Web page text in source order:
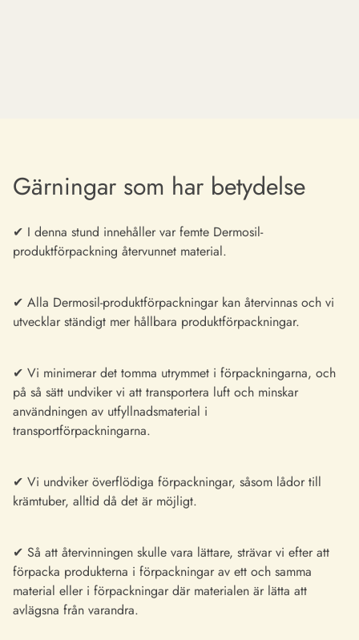
Gärningar som har betydelse
✔ I denna stund innehåller var femte Dermosil-
produktförpackning återvunnet material.
✔ Alla Dermosil-produktförpackningar kan återvinnas och vi
utvecklar ständigt mer hållbara produktförpackningar.
✔ Vi minimerar det tomma utrymmet i förpackningarna, och
på så sätt undviker vi att transportera luft och minskar
användningen av utfyllnadsmaterial i
transportförpackningarna.
✔ Vi undviker överflödiga förpackningar, såsom lådor till
krämtuber, alltid då det är möjligt.
✔ Så att återvinningen skulle vara lättare, strävar vi efter att
förpacka produkterna i förpackningar av ett och samma
material eller i förpackningar där materialen är lätta att
avlägsna från varandra.